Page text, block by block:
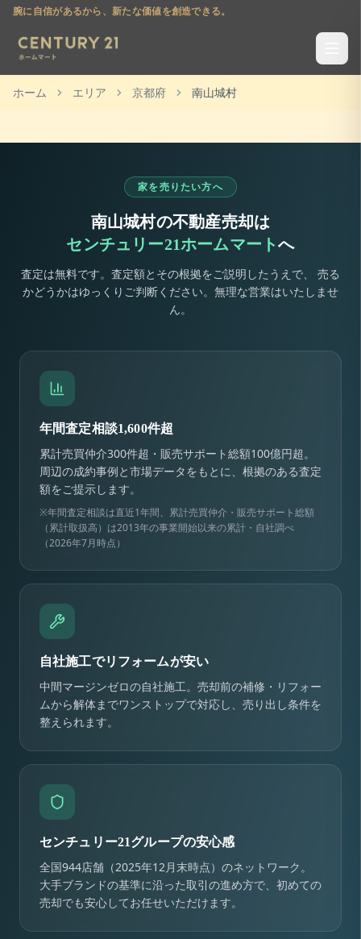
腕に自信があるから、新たな価値を創造できる。
ホーム エリア 京都府 南山城村
家を売りたい方へ
南山城村の不動産売却は
センチュリー21ホームマートへ
査定は無料です。査定額とその根拠をご説明したうえで、 売る
かどうかはゆっくりご判断ください。無理な営業はいたしませ
ん。
年間査定相談1,600件超
累計売買仲介300件超・販売サポート総額100億円超。
周辺の成約事例と市場データをもとに、根拠のある査定
額をご提示します。
※年間査定相談は直近1年間、累計売買仲介・販売サポート総額
（累計取扱高）は2013年の事業開始以来の累計・自社調べ
（2026年7月時点）
自社施工でリフォームが安い
中間マージンゼロの自社施工。売却前の補修・リフォー
ムから解体までワンストップで対応し、売り出し条件を
整えられます。
センチュリー21グループの安心感
全国944店舗（2025年12月末時点）のネットワーク。
大手ブランドの基準に沿った取引の進め方で、初めての
売却でも安心してお任せいただけます。